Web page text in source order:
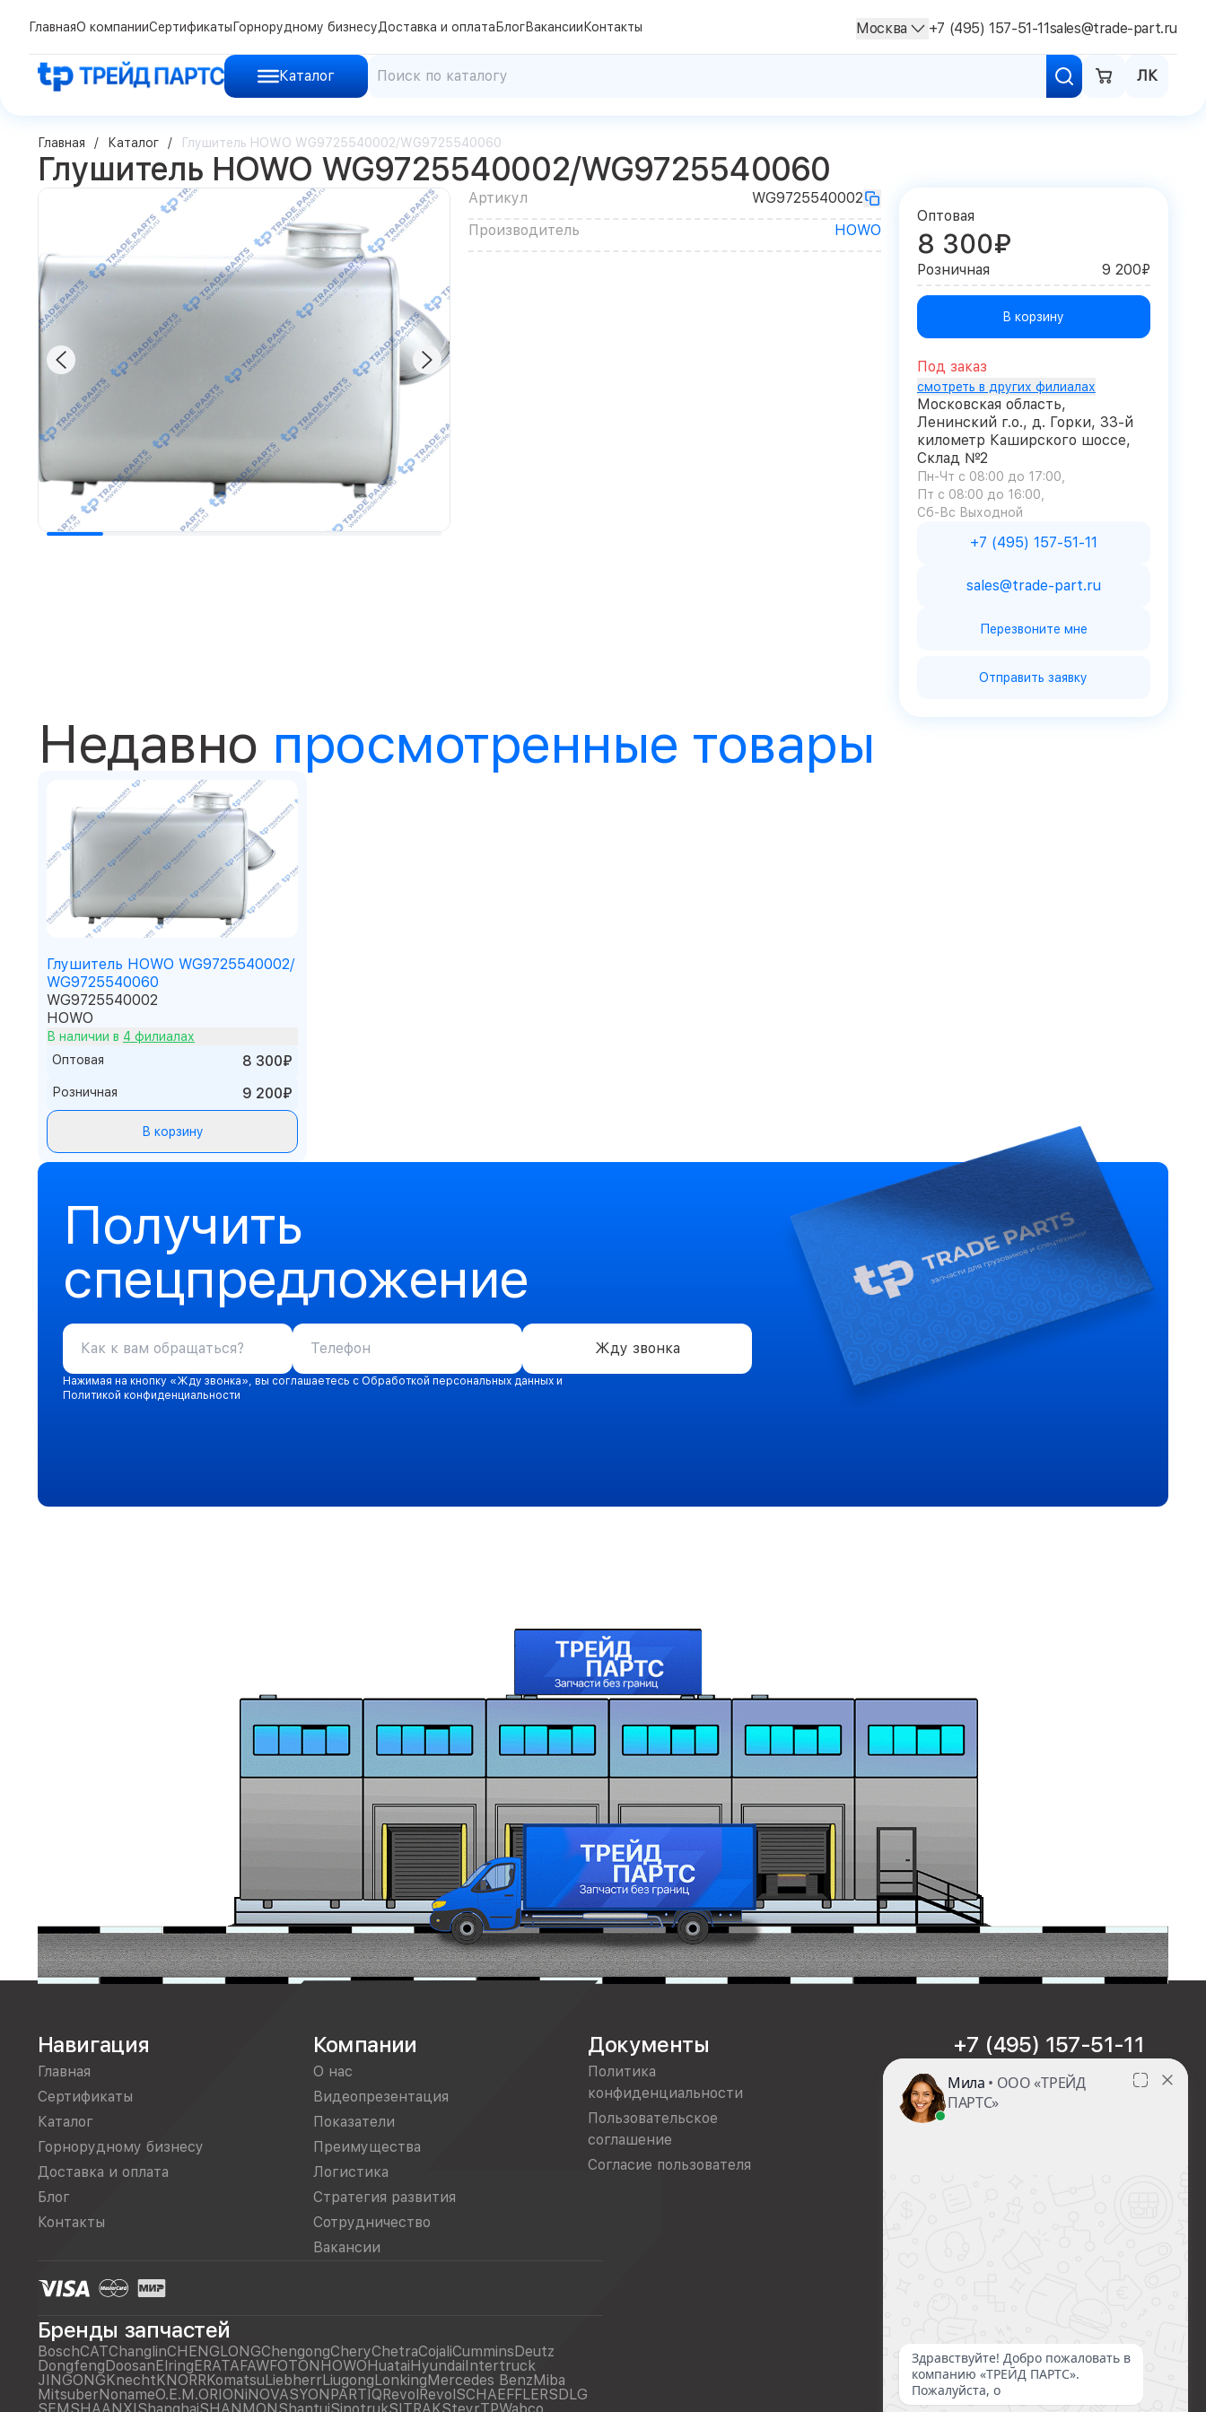
Каталог ЛК
ГлавнаяО компанииСертификаты Горнорудному бизнесуДоставка и оплата БлогВакансии Контакты Москва +7 (495) 157-51-11sales@trade-part.ru
Главная Каталог Глушитель HOWO WG9725540002/WG9725540060
Глушитель HOWO WG9725540002/WG9725540060
Артикул
WG9725540002
Производитель
HOWO
Оптовая
8 300₽
Розничная 9 200₽
В корзину
Под заказ
смотреть в других филиалах
Московская область,
Ленинский г.о., д. Горки, 33-й
километр Каширского шоссе,
Склад №2
Пн-Чт с 08:00 до 17:00
Пт с 08:00 до 16:00
Сб-Вс Выходной
+7 (495) 157-51-11
sales@trade-part.ru
Перезвоните мне
Отправить заявку
Недавно просмотренные товары
Глушитель HOWO WG9725540002/
WG9725540060
WG9725540002
HOWO
В наличии в 4 филиалах
Оптовая
8 300₽
Розничная 9 200₽
В корзину
Получить
спецпредложение
Жду звонка
Нажимая на кнопку «Жду звонка», вы соглашаетесь с Обработкой персональных данных и
Политикой конфиденциальности
Навигация
Главная
Сертификаты
Каталог
Горнорудному бизнесу
Доставка и оплата
Блог
Контакты
Компании
О нас
Видеопрезентация
Показатели
Преимущества
Логистика
Стратегия развития
Сотрудничество
Вакансии
Документы
Политика
конфиденциальности
Пользовательское
соглашение
Согласие пользователя
+7 (495) 157-51-11
sales@trade-part.ru
Бренды запчастей
BoschCATChanglinCHENGLONGChengongCheryChetraCojaliCumminsDeutz
DongfengDoosanElringERATAFAWFOTONHOWOHuataiHyundaiIntertruck
JINGONGKnechtKNORRKomatsuLiebherrLiugongLonkingMercedes BenzMiba
MitsuberNonameO.E.M.ORIONiNOVASYONPARTIQRevolRevolSCHAEFFLERSDLG